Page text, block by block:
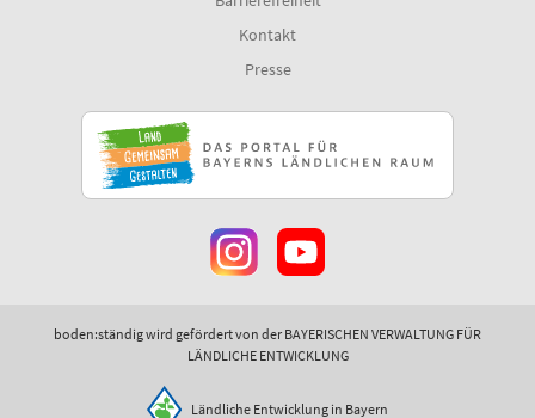
Kontakt
Presse
boden:ständig wird gefördert von der BAYERISCHEN VERWALTUNG FÜR
LÄNDLICHE ENTWICKLUNG
Ländliche Entwicklung in Bayern